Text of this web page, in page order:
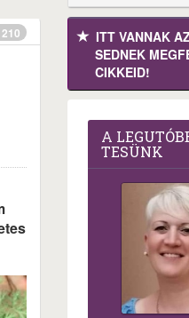
210
ITT VANNAK
SEDNEK
CIKKEID!
A
TE­SÜNK